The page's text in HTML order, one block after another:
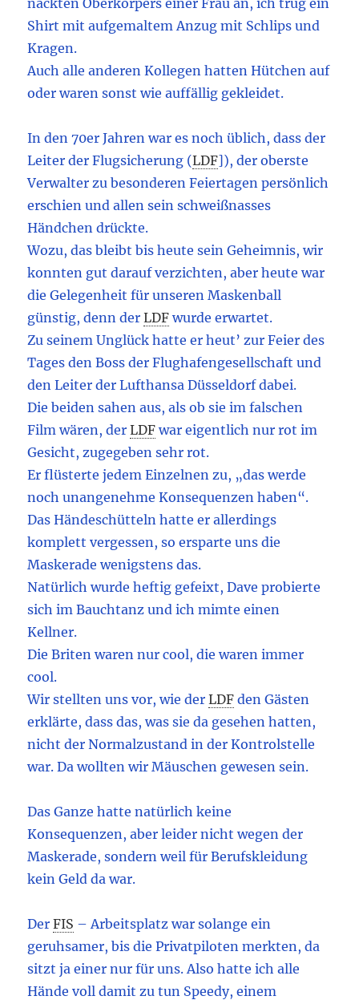
nackten Oberkörpers einer Frau an, ich trug ein
Shirt mit aufgemaltem Anzug mit Schlips und
Kragen.
Auch alle anderen Kollegen hatten Hütchen auf
oder waren sonst wie auffällig gekleidet.
In den 70er Jahren war es noch üblich, dass der
Leiter der Flugsicherung (LDF]), der oberste
Verwalter zu besonderen Feiertagen persönlich
erschien und allen sein schweißnasses
Händchen drückte.
Wozu, das bleibt bis heute sein Geheimnis, wir
konnten gut darauf verzichten, aber heute war
die Gelegenheit für unseren Maskenball
günstig, denn der LDF wurde erwartet.
Zu seinem Unglück hatte er heut’ zur Feier des
Tages den Boss der Flughafengesellschaft und
den Leiter der Lufthansa Düsseldorf dabei.
Die beiden sahen aus, als ob sie im falschen
Film wären, der LDF war eigentlich nur rot im
Gesicht, zugegeben sehr rot.
Er flüsterte jedem Einzelnen zu, „das werde
noch unangenehme Konsequenzen haben“.
Das Händeschütteln hatte er allerdings
komplett vergessen, so ersparte uns die
Maskerade wenigstens das.
Natürlich wurde heftig gefeixt, Dave probierte
sich im Bauchtanz und ich mimte einen
Kellner.
Die Briten waren nur cool, die waren immer
cool.
Wir stellten uns vor, wie der LDF den Gästen
erklärte, dass das, was sie da gesehen hatten,
nicht der Normalzustand in der Kontrolstelle
war. Da wollten wir Mäuschen gewesen sein.
Das Ganze hatte natürlich keine
Konsequenzen, aber leider nicht wegen der
Maskerade, sondern weil für Berufskleidung
kein Geld da war.
Der FIS – Arbeitsplatz war solange ein
geruhsamer, bis die Privatpiloten merkten, da
sitzt ja einer nur für uns. Also hatte ich alle
Hände voll damit zu tun Speedy, einem